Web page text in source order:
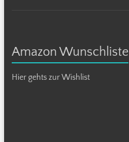
Amazon Wunschliste
Hier gehts zur Wishlist